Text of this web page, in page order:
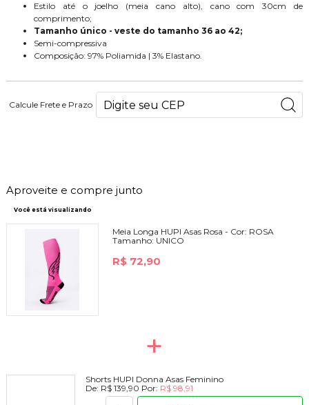
Estilo até o joelho (meia cano alto), cano com 30cm de
comprimento;
Tamanho único - veste do tamanho 36 ao 42;
Semi-compressiva
Composição: 97% Poliamida | 3% Elastano.
Calcule Frete e Prazo
Aproveite e compre junto
Você está visualizando
Meia Longa HUPI Asas Rosa - Cor: ROSA
Tamanho: UNICO
R$ 72,90
+
Shorts HUPI Donna Asas Feminino
De: R$ 139,90 Por: R$ 98,91